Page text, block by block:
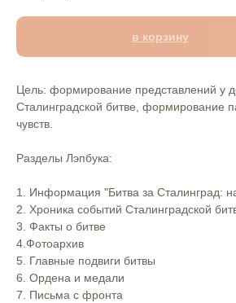
в корзину
Цель: формирование представлений у
Сталинградской битве, формирование
чувств.⠀
Разделы Лэпбука:⠀
1. Информация "Битва за Сталинград:
2. Хроника событий Сталинградской
3. Факты о битве⠀
4.Фотоархив⠀
5. Главные подвиги битвы⠀
6. Ордена и медали⠀
7. Письма с фронта⠀